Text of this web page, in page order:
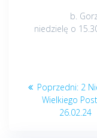
b. Gorzkie
niedzielę o
wpisu
Poprzedni: 2
Wielkiego
26.02.24